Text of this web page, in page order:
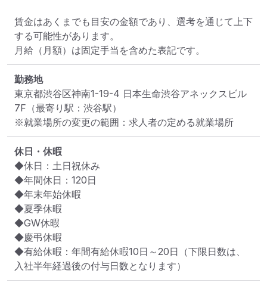
賃金はあくまでも目安の金額であり、選考を通じて上下
する可能性があります。
月給（月額）は固定手当を含めた表記です。
勤務地
東京都渋谷区神南1-19-4 日本生命渋谷アネックスビル
7F （最寄り駅：渋谷駅）
※就業場所の変更の範囲：求人者の定める就業場所
休日・休暇
◆休日：土日祝休み
◆年間休日：120日
◆年末年始休暇
◆夏季休暇
◆GW休暇
◆慶弔休暇
◆有給休暇：年間有給休暇10日～20日（下限日数は、
入社半年経過後の付与日数となります）